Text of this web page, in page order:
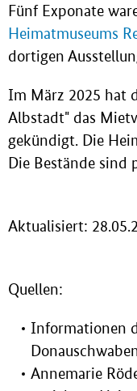
Fünf Exponate
Heimatmuseums
dortigen
Im März 2025 hat
Albstadt" das
gekündigt. Die
Die Bestände sind
Aktualisiert:
Quellen:
Informationen
Annemarie